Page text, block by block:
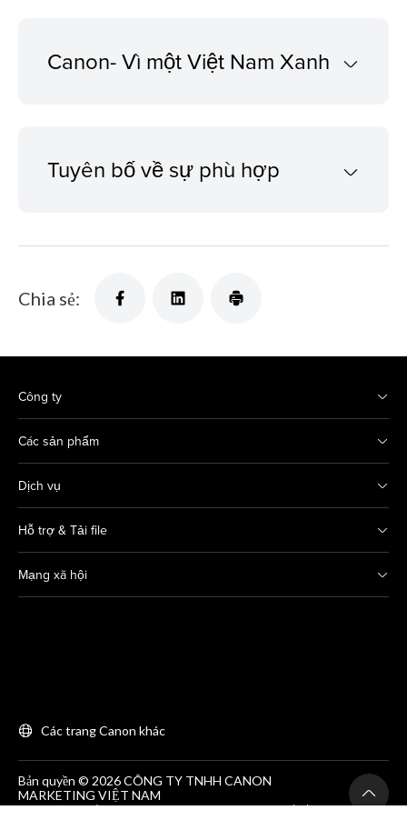
Canon- Vì một Việt Nam Xanh
Tuyên bố về sự phù hợp
Chia sẻ:
Công ty
Các sản phẩm
Dịch vụ
Hỗ trợ & Tải file
Mạng xã hội
Các trang Canon khác
Bản quyền © 2026 CÔNG TY TNHH CANON
MARKETING VIỆT NAM
GCNĐKDN số 0311869297, do SKH&DT HCM cấp lần